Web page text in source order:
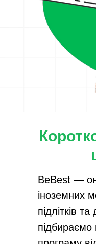
BeBest —
іноземних
підлітків
підбираємо